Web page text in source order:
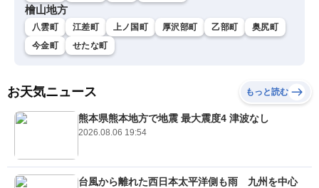
檜山地方
八雲町 江差町 上ノ国町 厚沢部町 乙部町
奥尻町
今金町
せたな町
お天気ニュース もっと読む
熊本県熊本地方で地震 最大震度4 津波なし
2026.08.06 19:54
台風から離れた西日本太平洋側も雨 九州を中心